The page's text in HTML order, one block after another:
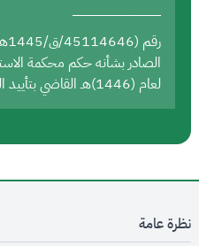
لعام (1446)هـ القاضي بتأييد الحكم برفض الدعوى
نظرة عامة